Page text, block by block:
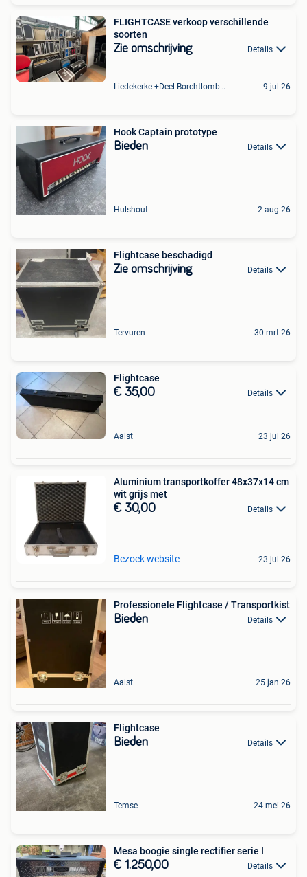
FLIGHTCASE verkoop verschillende
soorten
Zie omschrijving Details
Liedekerke +Deel Borchtlombeek 9 jul 26
Hook Captain prototype
Bieden Details
Hulshout 2 aug 26
Flightcase beschadigd
Zie omschrijving Details
Tervuren 30 mrt 26
Flightcase
€ 35,00 Details
Aalst 23 jul 26
Aluminium transportkoffer 48x37x14 cm
wit grijs met
€ 30,00 Details
Bezoek website 23 jul 26
Professionele Flightcase / Transportkist
Bieden Details
Aalst 25 jan 26
Flightcase
Bieden Details
Temse 24 mei 26
Mesa boogie single rectifier serie I
€ 1.250,00 Details